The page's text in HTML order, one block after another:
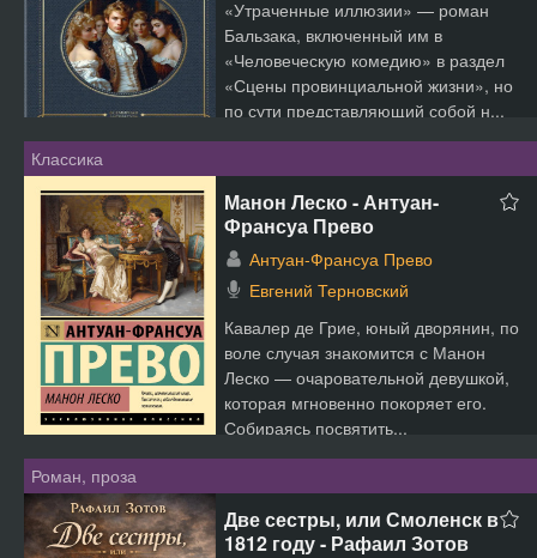
«Утраченные иллюзии» — роман
Бальзака, включенный им в
«Человеческую комедию» в раздел
«Сцены провинциальной жизни», но
по сути представляющий собой н...
Классика
Манон Леско - Антуан-
Франсуа Прево
Антуан-Франсуа Прево
Евгений Терновский
Кавалер де Грие, юный дворянин, по
воле случая знакомится с Манон
Леско — очаровательной девушкой,
которая мгновенно покоряет его.
Собираясь посвятить...
Роман, проза
Две сестры, или Смоленск в
1812 году - Рафаил Зотов